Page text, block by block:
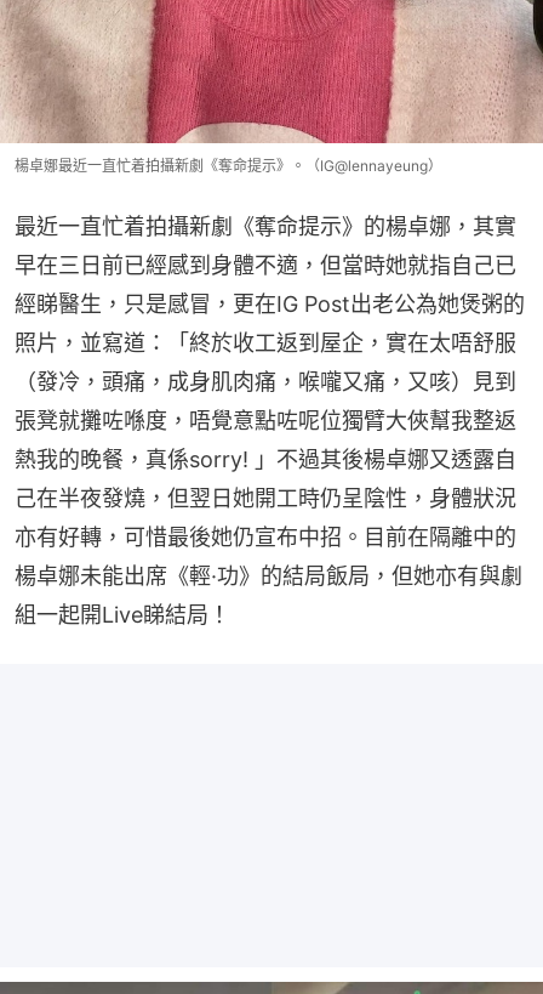
楊卓娜最近一直忙着拍攝新劇《奪命提示》。（IG@lennayeung）
最近一直忙着拍攝新劇《奪命提示》的楊卓娜，其實
早在三日前已經感到身體不適，但當時她就指自己已
經睇醫生，只是感冒，更在IG Post出老公為她煲粥的
照片，並寫道：「終於收工返到屋企，實在太唔舒服
（發冷，頭痛，成身肌肉痛，喉嚨又痛，又咳）見到
張凳就攤咗喺度，唔覺意點咗呢位獨臂大俠幫我整返
熱我的晚餐，真係sorry! 」不過其後楊卓娜又透露自
己在半夜發燒，但翌日她開工時仍呈陰性，身體狀況
亦有好轉，可惜最後她仍宣布中招。目前在隔離中的
楊卓娜未能出席《輕·功》的結局飯局，但她亦有與劇
組一起開Live睇結局！